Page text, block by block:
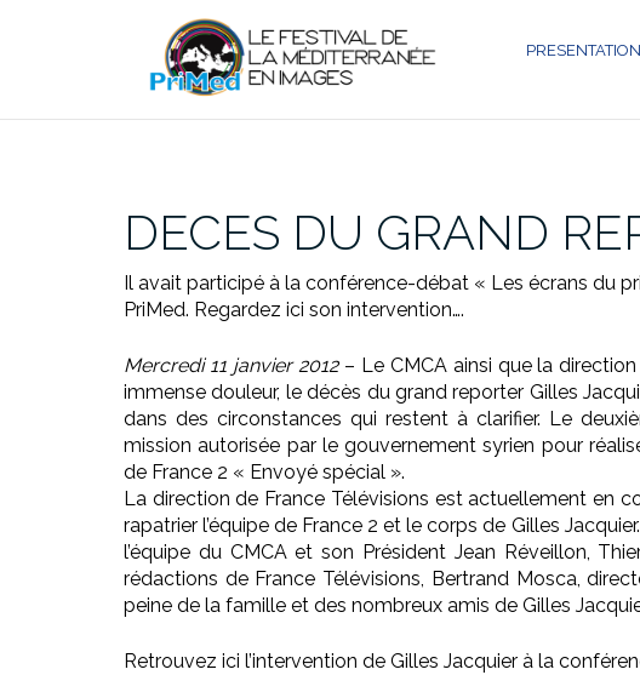
PRESENTATION
DECES DU GRAND
Il avait participé à la conférence-débat « Les écrans du
PriMed. Regardez ici son intervention….
Mercredi 11 janvier 2012– Le CMCA ainsi que la direction
immense douleur, le décès du grand reporter Gilles
dans des circonstances qui restent à clarifier. Le
mission autorisée par le gouvernement syrien pour
de France 2 « Envoyé spécial ».
La direction de France Télévisions est actuellement en
rapatrier l’équipe de France 2 et le corps de Gilles
l’équipe du CMCA et son Président Jean Réveillon,
rédactions de France Télévisions, Bertrand Mosca,
peine de la famille et des nombreux amis de Gilles
Retrouvez ici l’intervention de Gilles Jacquier à la